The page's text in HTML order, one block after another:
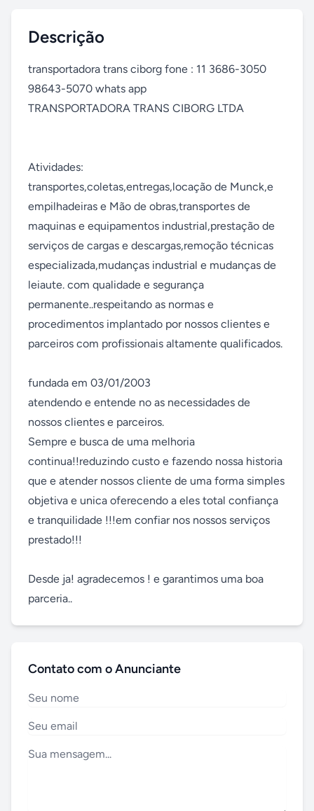
Descrição
transportadora trans ciborg fone : 11 3686-3050
98643-5070 whats app
TRANSPORTADORA TRANS CIBORG LTDA
Atividades:
transportes,coletas,entregas,locação de Munck,e
empilhadeiras e Mão de obras,transportes de
maquinas e equipamentos industrial,prestação de
serviços de cargas e descargas,remoção técnicas
especializada,mudanças industrial e mudanças de
leiaute. com qualidade e segurança
permanente..respeitando as normas e
procedimentos implantado por nossos clientes e
parceiros com profissionais altamente qualificados.
fundada em 03/01/2003
atendendo e entende no as necessidades de
nossos clientes e parceiros.
Sempre e busca de uma melhoria
continua!!reduzindo custo e fazendo nossa historia
que e atender nossos cliente de uma forma simples
objetiva e unica oferecendo a eles total confiança
e tranquilidade !!!em confiar nos nossos serviços
prestado!!!
Desde ja! agradecemos ! e garantimos uma boa
parceria..
Contato com o Anunciante